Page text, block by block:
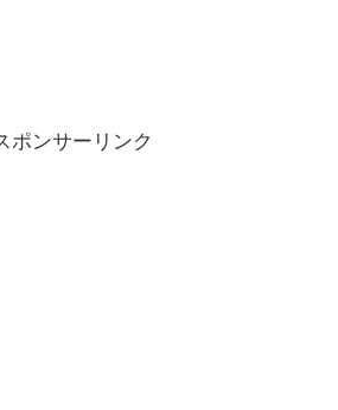
ポンサーリンク